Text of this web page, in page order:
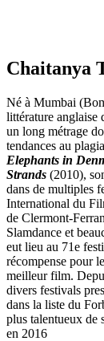
Chaitanya
Né à Mumbai
littérature anglaise
un long métrage
tendances au
Elephants in
Strands (2010),
dans de multiples
International du
de Clermont-
Slamdance et
eut lieu au 71e
récompense pour
meilleur film.
divers festivals
dans la liste du
plus talentueux de
en 2016